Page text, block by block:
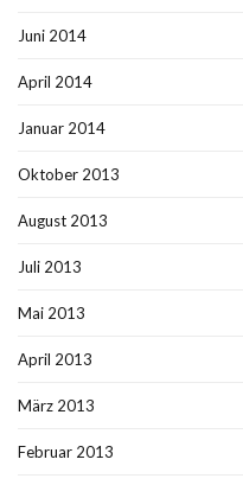
Juni 2014
April 2014
Januar 2014
Oktober 2013
August 2013
Juli 2013
Mai 2013
April 2013
März 2013
Februar 2013